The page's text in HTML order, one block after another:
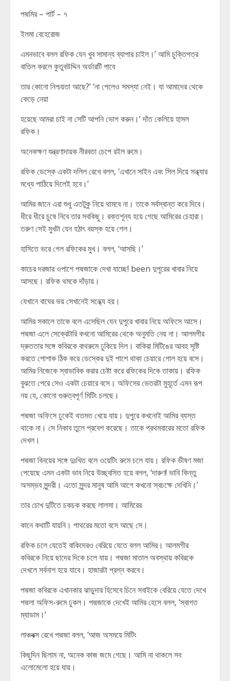
পদ্মমির – পার্ট – ৭
ইলমা বেহেরোজ
এমনভাবে বলল রফিক যেন খুব সামান্য ব্যাপার চাইল।’ আমি চুক্তিপত্র
বাতিল করলে কুতুবউদ্দিন অর্ডারটি পাবে
তার কোনো নিশ্চয়তা আছে?’ ‘না পেলেও সমস্যা নেই। যা আমাদের থেকে
কেড়ে নেয়া
হয়েছে আমরা চাই না সেটি আপনি ভোগ করুন।’ দাঁত কেলিয়ে হাসল
রফিক।
অনেকক্ষণ যন্ত্রণাদায়ক নীরবতা চেপে রইল রুমে।
রফিক ডেস্কে একটা দলিল রেখে বলল, ‘এখানে সাইন এবং সিল দিয়ে সন্ধ্যার
মধ্যে পাঠিয়ে দিলেই হবে।’
আমির জানে এরা শুধু এতটুকু নিয়ে থামবে না। তাকে সর্বস্বান্ত করে দিবে।
ধীরে ধীরে চুষে নিবে তার সবকিছু। রক্তশূন্য হয়ে গেছে আমিরের চেহারা।
তরুণ সেই মুখটা যেন হঠাৎ বয়স্ক হয়ে গেল।
হাসিতে ভরে গেল রফিকের মুখ। বলল, ‘আসছি।’
কাচের দরজার ওপাশে পদ্মজাকে দেখা যাচ্ছে! been দুপুরের খাবার নিয়ে
আসছে। রফিক থমকে দাঁড়ায়।
যেখানে বাঘের ভয় সেখানেই সন্ধ্যে হয়।
আমির সকালে তাকে বলে এসেছিল যেন দুপুরে খাবার নিয়ে অফিসে আসে।
পদ্মজা এলে সেক্রেটারি কখনো আমিরের থেকে অনুমতি নেয় না। আলমগীর
দ্রুততার সঙ্গে কবিরকে বাথরুমে ঢুকিয়ে দিল। বাকিরা মিটিঙের আবহ সৃষ্টি
করতে পোশাক ঠিক করে ডেস্কের দুই পাশে থাকা চেয়ারে গোল হয়ে বসে।
আমির নিজেকে স্বাভাবিক করার চেষ্টা করে রফিকের দিকে তাকায়। রফিক
বুঝতে পেরে সেও একটা চেয়ারে বসে। অফিসের ভেতরটা মুহূর্তে এমন রূপ
নয় যে, কোনো গুরুত্বপূর্ণ মিটিং চলছে।
পদ্মজা অফিসে ঢুকেই থতমত খেয়ে যায়। দুপুরে কখনোই আমির ব্যস্ত
থাকে না। সে নিকাব তুলে প্রবেশ করেছে। তাকে প্রথমবারের মতো রফিক
দেখল।
পদ্মজা বিনয়ের সঙ্গে দুঃখিত বলে ওয়েটিং রুমে চলে যায়। রফিক ভীষণ মজা
পেয়েছে এমন একটা ভাব নিয়ে উচ্ছ্বসিত হয়ে বলল, ‘দারুণ! ভাবি কিন্তু
অসম্ভব সুন্দরী। এতো সুন্দর মানুষ আমি আগে কখনো স্বচক্ষে দেখিনি।’
তার চোখ দুটিতে চকচক করছে লালসা। আমিরের
কানে কথাটি যায়নি। পাথরের মতো বসে আছে সে।
রফিক চলে যেতেই বাকিদেরও বেরিয়ে যেতে বলল আমির। আলমগীর
কবিরকে নিয়ে ছাদের দিকে চলে যায়। পদ্মজা মাতাল অবস্থায় কবিরকে
দেখলে সর্বনাশ হয়ে যাবে। হাজারটা প্রশ্ন করবে।
পদ্মজা কবিরকে এখানকার ঝাড়ুদার হিসেবে চিনে সবাইকে বেরিয়ে যেতে দেখে
পদ্মলা অফিস-রুমে ঢুকল। পদ্মজাকে দেখেই আমির হেসে বলল, ‘স্বাগত
ম্যাডাম।’
লাঞ্চবক্স রেখে পদ্মজা বলল, ‘আজ অসময়ে মিটিং
কিছুদিন ছিলাম না, অনেক কাজ জমে গেছে। আমি না থাকলে সব
এলোমেলো হয়ে যায়।